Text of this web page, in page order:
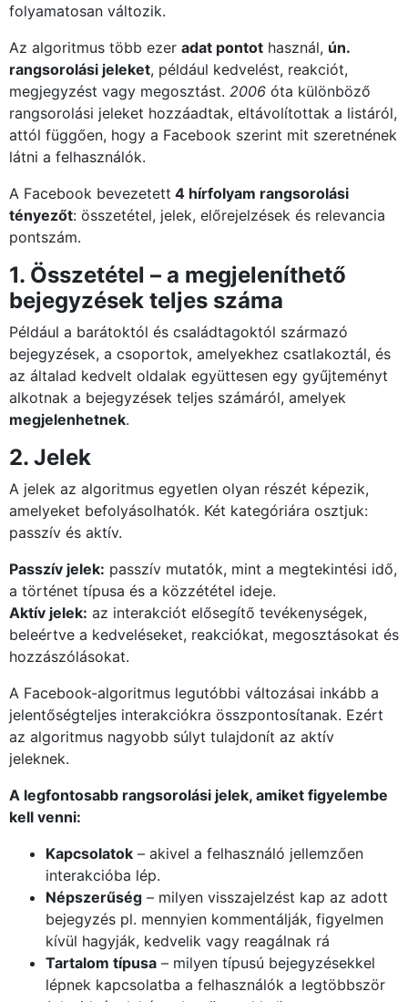
folyamatosan változik.
Az algoritmus több ezer adat pontot használ, ún.
rangsorolási jeleket, például kedvelést, reakciót,
megjegyzést vagy megosztást. 2006 óta különböző
rangsorolási jeleket hozzáadtak, eltávolítottak a listáról,
attól függően, hogy a Facebook szerint mit szeretnének
látni a felhasználók.
A Facebook bevezetett 4 hírfolyam rangsorolási
tényezőt: összetétel, jelek, előrejelzések és relevancia
pontszám.
1. Összetétel – a megjeleníthető
bejegyzések teljes száma
Például a barátoktól és családtagoktól származó
bejegyzések, a csoportok, amelyekhez csatlakoztál, és
az általad kedvelt oldalak együttesen egy gyűjteményt
alkotnak a bejegyzések teljes számáról, amelyek
megjelenhetnek.
2. Jelek
A jelek az algoritmus egyetlen olyan részét képezik,
amelyeket befolyásolhatók. Két kategóriára osztjuk:
passzív és aktív.
Passzív jelek: passzív mutatók, mint a megtekintési idő,
a történet típusa és a közzététel ideje.
Aktív jelek: az interakciót elősegítő tevékenységek,
beleértve a kedveléseket, reakciókat, megosztásokat és
hozzászólásokat.
A Facebook-algoritmus legutóbbi változásai inkább a
jelentőségteljes interakciókra összpontosítanak. Ezért
az algoritmus nagyobb súlyt tulajdonít az aktív
jeleknek.
A legfontosabb rangsorolási jelek, amiket figyelembe
kell venni:
Kapcsolatok – akivel a felhasználó jellemzően
interakcióba lép.
Népszerűség – milyen visszajelzést kap az adott
bejegyzés pl. mennyien kommentálják, figyelmen
kívül hagyják, kedvelik vagy reagálnak rá
Tartalom típusa – milyen típusú bejegyzésekkel
lépnek kapcsolatba a felhasználók a legtöbbször